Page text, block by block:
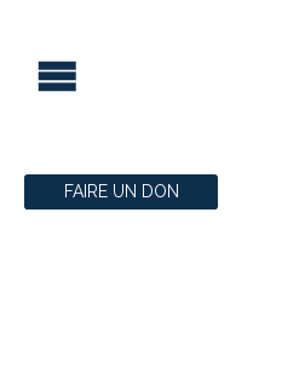
FAIRE UN DON